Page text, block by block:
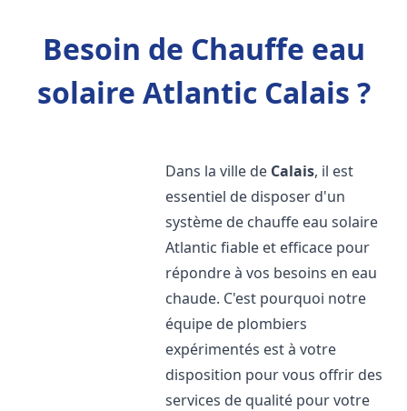
Besoin de Chauffe eau
solaire Atlantic Calais ?
Dans la ville de Calais, il est
essentiel de disposer d'un
système de chauffe eau solaire
Atlantic fiable et efficace pour
répondre à vos besoins en eau
chaude. C'est pourquoi notre
équipe de plombiers
expérimentés est à votre
disposition pour vous offrir des
services de qualité pour votre